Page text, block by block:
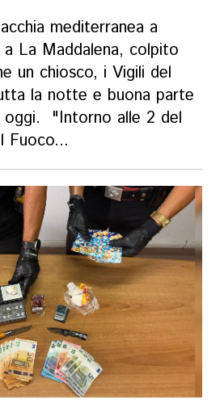
mediterranea a
La Maddalena, colpito
un chiosco, i Vigili del
la notte e buona parte
oggi. "Intorno alle 2 del
Fuoco...